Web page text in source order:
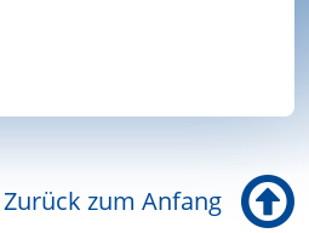
Zurück zum Anfang